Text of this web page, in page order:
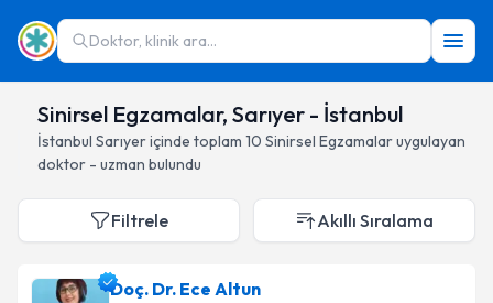
Doktor, klinik ara...
Sinirsel Egzamalar, Sarıyer - İstanbul
İstanbul Sarıyeriçinde toplam 10 Sinirsel Egzamalaruygulayan
doktor - uzman bulundu
Filtrele Akıllı Sıralama
Doç. Dr. Ece Altun